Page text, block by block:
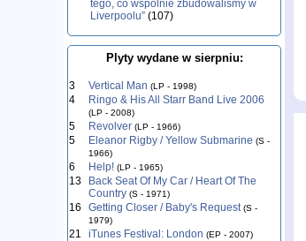
tego, co wspólnie zbudowaliśmy w
Liverpoolu” (107)
Plyty wydane w sierpniu:
3 Vertical Man (LP - 1998)
4 Ringo & His All Starr Band Live 2006
(LP - 2008)
5 Revolver (LP - 1966)
5 Eleanor Rigby / Yellow Submarine (S -
1966)
6 Help! (LP - 1965)
13
Back Seat Of My Car / Heart Of The
Country (S - 1971)
16 Getting Closer / Baby's Request (S -
1979)
21 iTunes Festival: London (EP - 2007)